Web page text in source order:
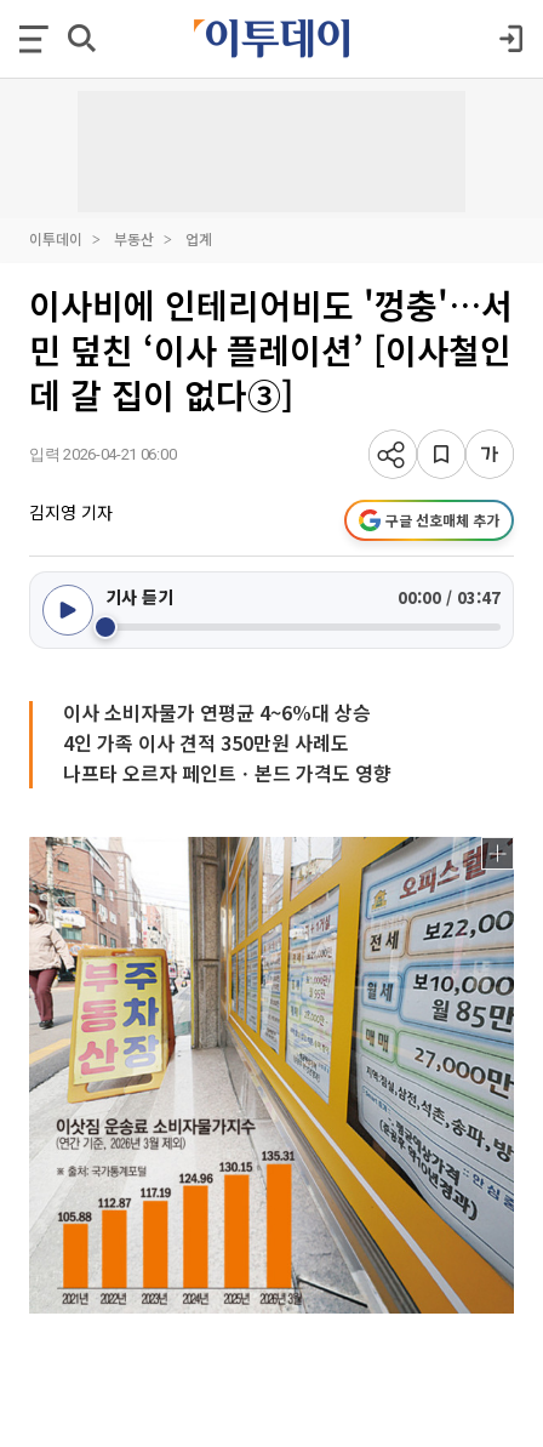
이투데이 부동산 업계
이사비에 인테리어비도 '껑충'…서
민 덮친 ‘이사 플레이션’ [이사철인
데 갈 집이 없다③]
입력 2026-04-21 06:00
김지영 기자 구글 선호매체 추가
기사 듣기 00:00 / 03:47
이사 소비자물가 연평균 4~6%대 상승
4인 가족 이사 견적 350만원 사례도
나프타 오르자 페인트ㆍ본드 가격도 영향